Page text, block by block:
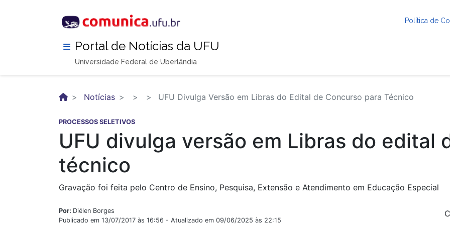
Política de
Portal de Notícias da UFU
Universidade Federal de Uberlândia
Notícias UFU Divulga Versão em Libras do Edital de Concurso para Técnico
PROCESSOS SELETIVOS
UFU divulga versão em Libras do edital
técnico
Gravação foi feita pelo Centro de Ensino, Pesquisa, Extensão e Atendimento em Educação Especial
Por: Diélen Borges
Publicado em 13/07/2017 às 16:56 - Atualizado em 09/06/2025 às 22:15